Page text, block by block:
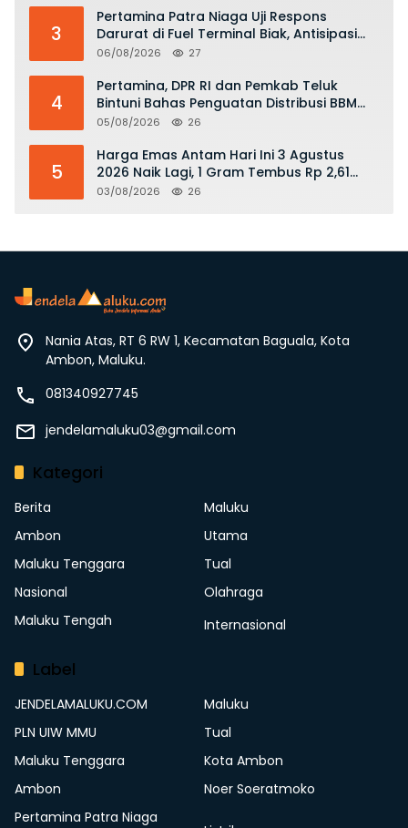
3
Pertamina Patra Niaga Uji Respons
Darurat di Fuel Terminal Biak, Antisipasi
Risiko Kebakaran dan Tumpahan BBM
06/08/2026 27
4
Pertamina, DPR RI dan Pemkab Teluk
Bintuni Bahas Penguatan Distribusi BBM
dan LPG
05/08/2026 26
5
Harga Emas Antam Hari Ini 3 Agustus
2026 Naik Lagi, 1 Gram Tembus Rp 2,61
Juta
03/08/2026 26
Nania Atas, RT 6 RW 1, Kecamatan Baguala, Kota
Ambon, Maluku.
081340927745
jendelamaluku03@gmail.com
Kategori
Berita
Maluku
Ambon
Utama
Maluku Tenggara
Tual
Nasional
Olahraga
Maluku Tengah
Internasional
Label
JENDELAMALUKU.COM
Maluku
PLN UIW MMU
Tual
Maluku Tenggara
Kota Ambon
Ambon
Noer Soeratmoko
Pertamina Patra Niaga